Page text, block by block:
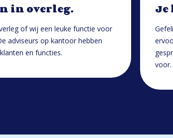
in overleg.
of wij een leuke functie voor
adviseurs op kantoor hebben
en functies.
Je
voor.